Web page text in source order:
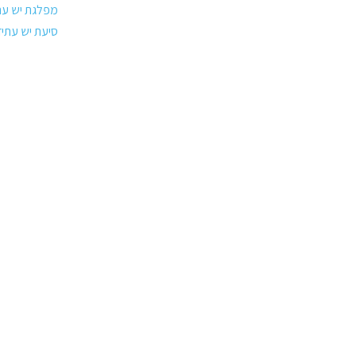
מפלגת יש
סיעת יש